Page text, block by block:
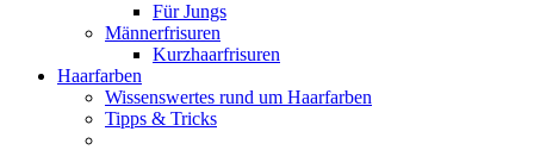
Für Jungs
Männerfrisuren
Kurzhaarfrisuren
Haarfarben
Wissenswertes rund um Haarfarben
Tipps & Tricks